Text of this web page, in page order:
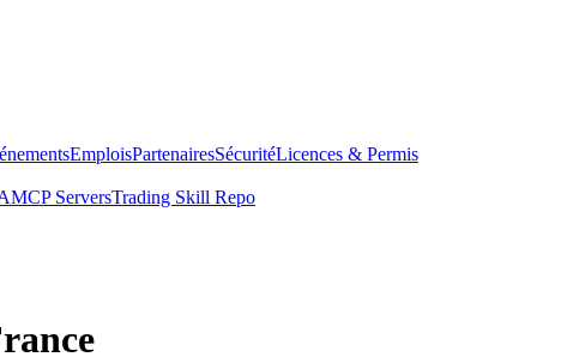
EmploisPartenairesSécuritéLicences & Permis
MCP ServersTrading Skill Repo